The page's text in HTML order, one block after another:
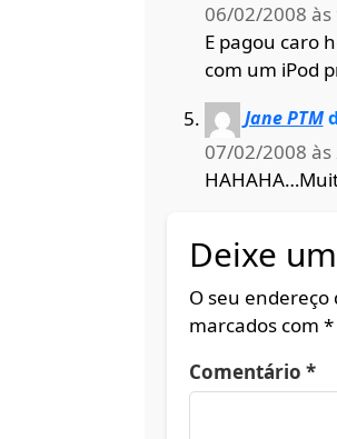
06/02/2008 às
E pagou caro
com um iPod
Jane PTM
07/02/2008 às
Deixe
O seu endereço
marcados com *
Comentário *